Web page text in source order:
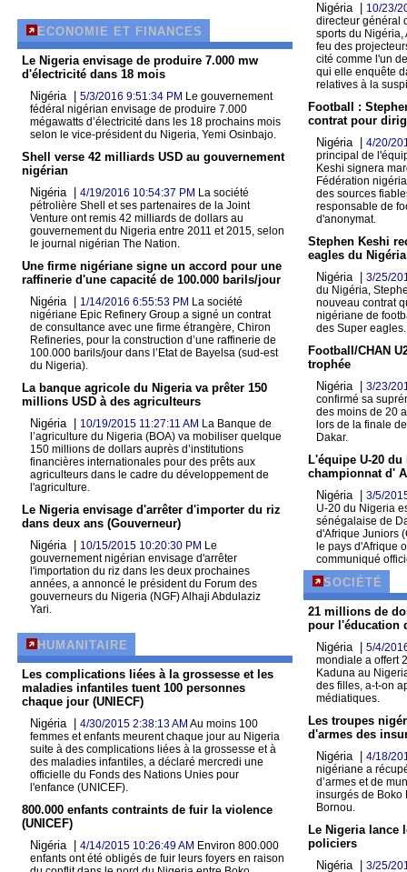
ECONOMIE ET FINANCES
Le Nigeria envisage de produire 7.000 mw
d'électricité dans 18 mois
Nigéria | 5/3/2016 9:51:34 PM Le gouvernement
fédéral nigérian envisage de produire 7.000
mégawatts d’électricité dans les 18 prochains mois
selon le vice-président du Nigeria, Yemi Osinbajo.
Shell verse 42 milliards USD au gouvernement
nigérian
Nigéria | 4/19/2016 10:54:37 PM La société
pétrolière Shell et ses partenaires de la Joint
Venture ont remis 42 milliards de dollars au
gouvernement du Nigeria entre 2011 et 2015, selon
le journal nigérian The Nation.
Une firme nigériane signe un accord pour une
raffinerie d'une capacité de 100.000 barils/jour
Nigéria |
1/14/2016 6:55:53 PM La société
nigériane Epic Refinery Group a signé un contrat
de consultance avec une firme étrangère, Chiron
Refineries, pour la construction d’une raffinerie de
100.000 barils/jour dans l’Etat de Bayelsa (sud-est
du Nigeria).
La banque agricole du Nigeria va prêter 150
millions USD à des agriculteurs
Nigéria |
10/19/2015 11:27:11 AM La Banque de
l’agriculture du Nigeria (BOA) va mobiliser quelque
150 millions de dollars auprès d’institutions
financières internationales pour des prêts aux
agriculteurs dans le cadre du développement de
l'agriculture.
Le Nigeria envisage d'arrêter d'importer du riz
dans deux ans (Gouverneur)
Nigéria |
10/15/2015 10:20:30 PM Le
gouvernement nigérian envisage d'arrêter
l'importation du riz dans les deux prochaines
années, a annoncé le président du Forum des
gouverneurs du Nigeria (NGF) Alhaji Abdulaziz
Yari.
HUMANITAIRE
Les complications liées à la grossesse et les
maladies infantiles tuent 100 personnes
chaque jour (UNIECF)
Nigéria | 4/30/2015 2:38:13 AM Au moins 100
femmes et enfants meurent chaque jour au Nigeria
suite à des complications liées à la grossesse et à
des maladies infantiles, a déclaré mercredi une
officielle du Fonds des Nations Unies pour
l'enfance (UNICEF).
800.000 enfants contraints de fuir la violence
(UNICEF)
Nigéria | 4/14/2015 10:26:49 AM Environ 800.000
enfants ont été obligés de fuir leurs foyers en raison
Nigéria |
10/23/
directeur général
sports du Nigéria,
feu des
cité comme l'un
qui elle enquête
relatives à la
Football :
contrat pour
Nigéria | 4/20/
principal de
Keshi signera
Fédération
des sources
responsable de
d'anonymat.
Stephen Keshi
eagles du Nigéria
Nigéria | 3/25/
du Nigéria,
nouveau contrat
nigériane de
des Super eagles.
Football/CHAN
trophée
Nigéria | 3/23/
confirmé sa
des moins de 20
lors de la finale
Dakar.
L'équipe U-20
championnat d'
Nigéria | 3/5/
U-20 du Nigeria
sénégalaise de
d'Afrique Juniors
le pays d'Afrique
communiqué
SOCIÉTÉ
21 millions de
pour l'éducation
Nigéria | 5/4/
mondiale a offert
Kaduna au
des filles, a-t-on
médiatiques.
Les troupes
d'armes des
Nigéria | 4/18/
nigériane a
d’armes et de
insurgés de Boko
Bornou.
Le Nigeria lance
policiers
Nigéria | 3/25/